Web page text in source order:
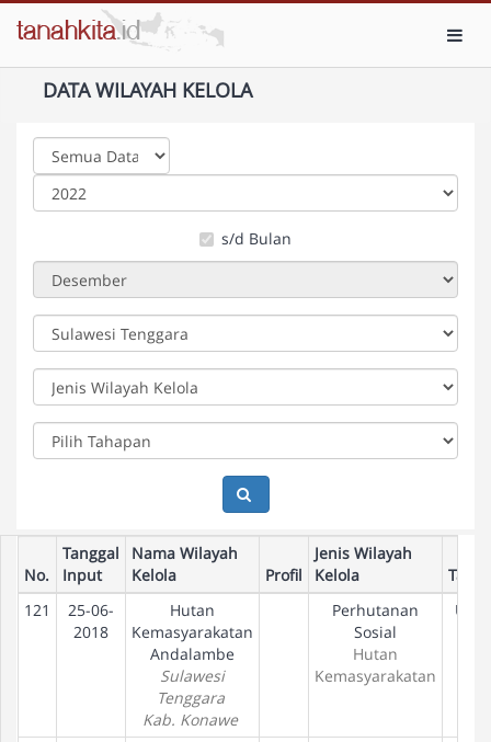
DATA WILAYAH KELOLA
s/d Bulan
No.
Tanggal
Input
Nama Wilayah
Kelola
Profil
Jenis Wilayah
Kelola
121
25-06-
2018
Hutan
Kemasyarakatan
Andalambe
Sulawesi
Tenggara
Kab. Konawe
Perhutanan
Sosial
Hutan
Kemasyarakatan